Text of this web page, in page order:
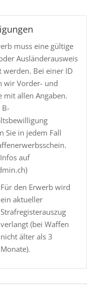
muss eine gültige
Ausländerausweis
werden. Bei einer ID
wir Vorder- und
mit allen Angaben.
Sie in jedem Fall
auf
Für den Erwerb wird
ein aktueller
Strafregisterauszug
verlangt (bei Waffen
nicht älter als 3
Monate).